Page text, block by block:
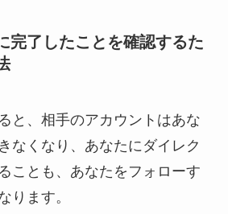
完了したことを確認するた
と、相手のアカウントはあな
なくなり、あなたにダイレク
ことも、あなたをフォローす
ります。